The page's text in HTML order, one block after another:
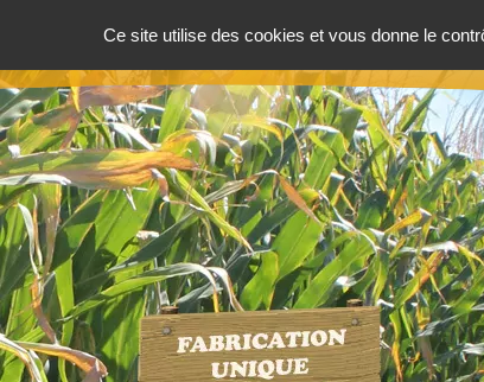
Ce site utilise des cookies et vous donne le